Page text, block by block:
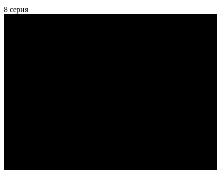
8 серия